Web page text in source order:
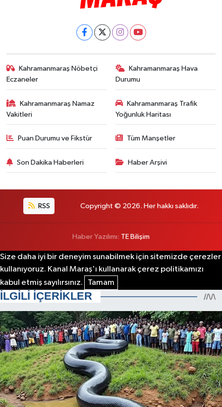
Kahramanmaraş Nöbetçi
Eczaneler
Kahramanmaraş Hava
Durumu
Kahramanmaraş Namaz
Vakitleri
Kahramanmaraş Trafik
Yoğunluk Haritası
Puan Durumu ve Fikstür Tüm Manşetler
Son Dakika Haberleri Haber Arşivi
RSS Copyright © 2026. Her hakkı saklıdır.
Haber Yazılımı: TE Bilişim
Size daha iyi bir deneyim sunabilmek için sitemizde çerezler
kullanıyoruz. Kanal Maraş'ı kullanarak çerez politikamızı
kabul etmiş sayılırsınız.
Tamam